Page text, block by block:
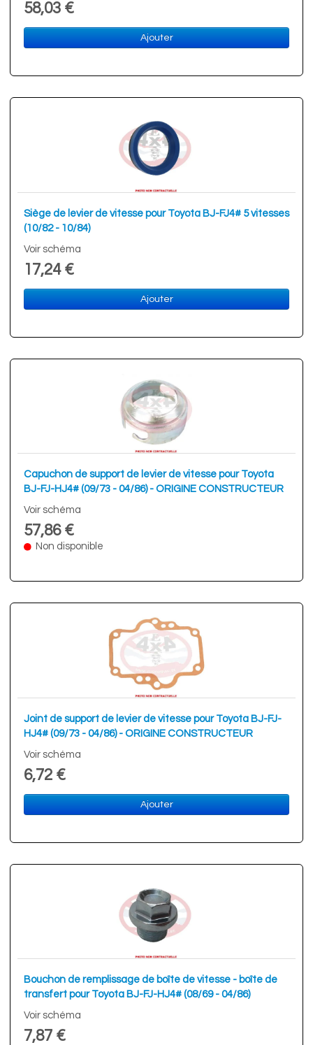
58,03 €
Ajouter
Siège de levier de vitesse pour Toyota BJ-FJ4# 5 vitesses
(10/82 - 10/84)
Voir schéma
17,24 €
Ajouter
Capuchon de support de levier de vitesse pour Toyota
BJ-FJ-HJ4# (09/73 - 04/86) - ORIGINE CONSTRUCTEUR
Voir schéma
57,86 €
Non disponible
Joint de support de levier de vitesse pour Toyota BJ-FJ-
HJ4# (09/73 - 04/86) - ORIGINE CONSTRUCTEUR
Voir schéma
6,72 €
Ajouter
Bouchon de remplissage de boîte de vitesse - boîte de
transfert pour Toyota BJ-FJ-HJ4# (08/69 - 04/86)
Voir schéma
7,87 €